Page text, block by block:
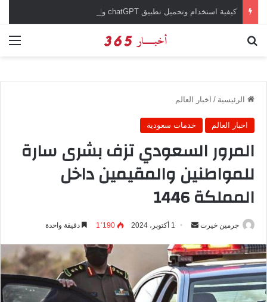
الرئيسية / اخبار العالم
اخبار العالم خدمات سعودية
المرور السعودي تزف بشرى سارة
للمواطنين والمقيمين داخل
المملكة 1446
جرمين خيرت
س
ل
ب
ر
1 أكتوبر، 2024 1٬190 دقيقة واحدة